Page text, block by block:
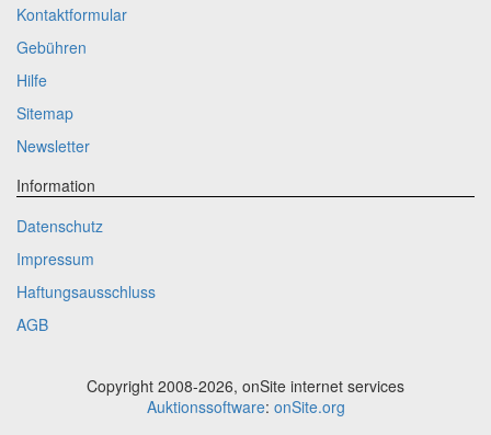
Kontaktformular
Gebühren
Hilfe
Sitemap
Newsletter
Information
Datenschutz
Impressum
Haftungsausschluss
AGB
Copyright 2008-2026, onSite internet services
Auktionssoftware: onSite.org